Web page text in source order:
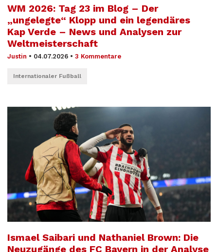
WM 2026: Tag 23 im Blog – Der
„ungelegte“ Klopp und ein legendäres
Kap Verde – News und Analysen zur
Weltmeisterschaft
Justin • 04.07.2026 • 3 Kommentare
Internationaler Fußball
Ismael Saibari und Nathaniel Brown: Die
Neuzugänge des FC Bayern in der Analyse